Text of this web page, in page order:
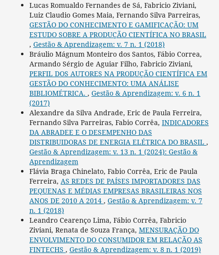
Lucas Romualdo Fernandes de Sá, Fabricio Ziviani,
Luiz Claudio Gomes Maia, Fernando Silva Parreiras,
GESTÃO DO CONHECIMENTO E GAMIFICAÇÃO: UM
ESTUDO SOBRE A PRODUÇÃO CIENTÍFICA NO BRASIL
, Gestão & Aprendizagem: v. 7 n. 1 (2018)
Bráulio Mágnum Monteiro dos Santos, Fábio Correa,
Armando Sérgio de Aguiar Filho, Fabricio Ziviani,
PERFIL DOS AUTORES NA PRODUÇÃO CIENTÍFICA EM
GESTÃO DO CONHECIMENTO: UMA ANÁLISE
BIBLIOMÉTRICA. , Gestão & Aprendizagem: v. 6 n. 1
(2017)
Alexandre da Silva Andrade, Eric de Paula Ferreira,
Fernando Silva Parreiras, Fabio Corrêa, INDICADORES
DA ABRADEE E O DESEMPENHO DAS
DISTRIBUIDORAS DE ENERGIA ELÉTRICA DO BRASIL ,
Gestão & Aprendizagem: v. 13 n. 1 (2024): Gestão &
Aprendizagem
Flávia Braga Chinelato, Fabio Corrêa, Eric de Paula
Ferreira, AS REDES DE PAÍSES IMPORTADORES DAS
PEQUENAS E MÉDIAS EMPRESAS BRASILEIRAS NOS
ANOS DE 2010 A 2014 , Gestão & Aprendizagem: v. 7
n. 1 (2018)
Leandro Cearenço Lima, Fábio Corrêa, Fabricio
Ziviani, Renata de Souza França, MENSURAÇÃO DO
ENVOLVIMENTO DO CONSUMIDOR EM RELAÇÃO AS
FINTECHS , Gestão & Aprendizagem: v. 8 n. 1 (2019)